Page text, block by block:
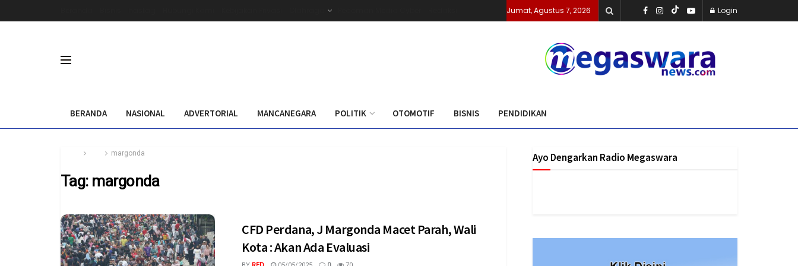
Jumat, Agustus 7, 2026 Login
BERANDA NASIONAL ADVERTORIAL MANCANEGARA POLITIK OTOMOTIF BISNIS PENDIDIKAN
margonda
Tag: margonda
CFD Perdana, J Margonda Macet Parah, Wali
Kota : Akan Ada Evaluasi
Ayo Dengarkan Radio Megaswara